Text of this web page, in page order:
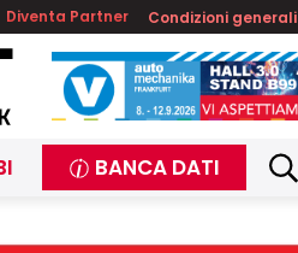
Diventa Partner Condizioni generali
BANCA DATI